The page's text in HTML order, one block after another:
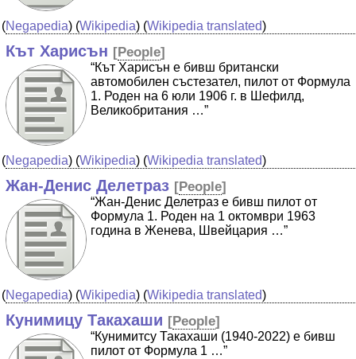
(Negapedia) (Wikipedia) (Wikipedia translated)
Кът Харисън [People]
“Кът Харисън е бивш британски
автомобилен състезател, пилот от Формула
1. Роден на 6 юли 1906 г. в Шефилд,
Великобритания …”
(Negapedia) (Wikipedia) (Wikipedia translated)
Жан-Денис Делетраз [People]
“Жан-Денис Делетраз е бивш пилот от
Формула 1. Роден на 1 октомври 1963
година в Женева, Швейцария …”
(Negapedia) (Wikipedia) (Wikipedia translated)
Кунимицу Такахаши [People]
“Кунимитсу Такахаши (1940-2022) е бивш
пилот от Формула 1 …”